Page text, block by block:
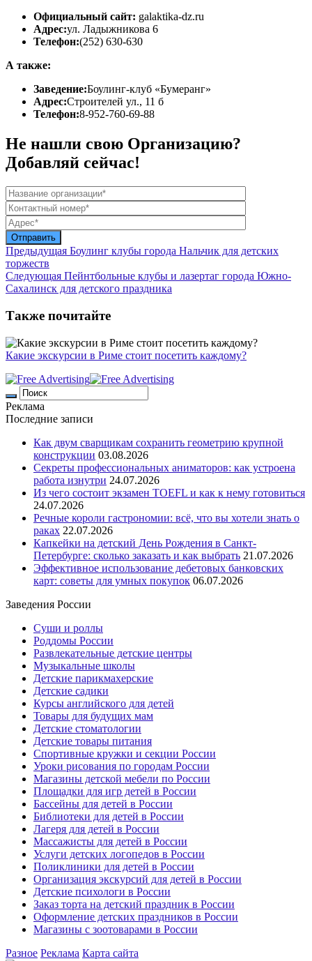
Официальный сайт: galaktika-dz.ru
Адрес:ул. Ладыжникова 6
Телефон:(252) 630-630
А также:
Заведение:Боулинг-клуб «Бумеранг»
Адрес:Строителей ул., 11 б
Телефон:8-952-760-69-88
Не нашли свою Организацию?
Добавляй сейчас!
Предыдущая Боулинг клубы города Нальчик для детских
торжеств
Следующая Пейнтбольные клубы и лазертаг города Южно-
Сахалинск для детского праздника
Также почитайте
Какие экскурсии в Риме стоит посетить каждому?
Реклама
Последние записи
Как двум сварщикам сохранить геометрию крупной
конструкции 03.08.2026
Секреты профессиональных аниматоров: как устроена
работа изнутри 24.07.2026
Из чего состоит экзамен TOEFL и как к нему готовиться
24.07.2026
Речные короли гастрономии: всё, что вы хотели знать о
раках 22.07.2026
Капкейки на детский День Рождения в Санкт-
Петербурге: сколько заказать и как выбрать 21.07.2026
Эффективное использование дебетовых банковских
карт: советы для умных покупок 06.07.2026
Заведения России
Суши и роллы
Роддомы России
Развлекательные детские центры
Музыкальные школы
Детские парикмахерские
Детские садики
Курсы английского для детей
Товары для будущих мам
Детские стоматологии
Детские товары питания
Спортивные кружки и секции России
Уроки рисования по городам России
Магазины детской мебели по России
Площадки для игр детей в России
Бассейны для детей в России
Библиотеки для детей в России
Лагеря для детей в России
Массажисты для детей в России
Услуги детских логопедов в России
Поликлиники для детей в России
Организация экскурсий для детей в России
Детские психологи в России
Заказ торта на детский праздник в России
Оформление детских праздников в России
Магазины с зоотоварами в России
Разное Реклама Карта сайта